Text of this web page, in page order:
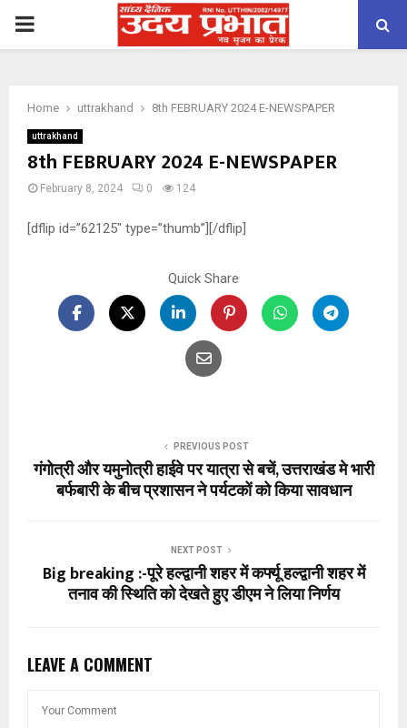
PRIMARY
Home uttrakhand 8th FEBRUARY 2024 E-NEWSPAPER
uttrakhand
8th FEBRUARY 2024 E-NEWSPAPER
February 8, 2024 0 124
[dflip id=”62125″ type=”thumb”][/dflip]
Quick Share
PREVIOUS POST
गंगोत्री और यमुनोत्री हाईवे पर यात्रा से बचें, उत्तराखंड मे भारी
बर्फबारी के बीच प्रशासन ने पर्यटकों को किया सावधान
NEXT POST
Big breaking :-पूरे हल्द्वानी शहर में कर्फ्यू हल्द्वानी शहर में
तनाव की स्थिति को देखते हुए डीएम ने लिया निर्णय
LEAVE A COMMENT